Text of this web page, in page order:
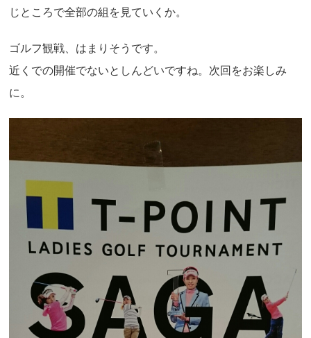
じところで全部の組を見ていくか。
ゴルフ観戦、はまりそうです。
近くでの開催でないとしんどいですね。次回をお楽しみ
に。